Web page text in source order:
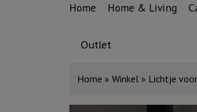
Home Home & Living
Outlet
Home » Winkel » Lichtje